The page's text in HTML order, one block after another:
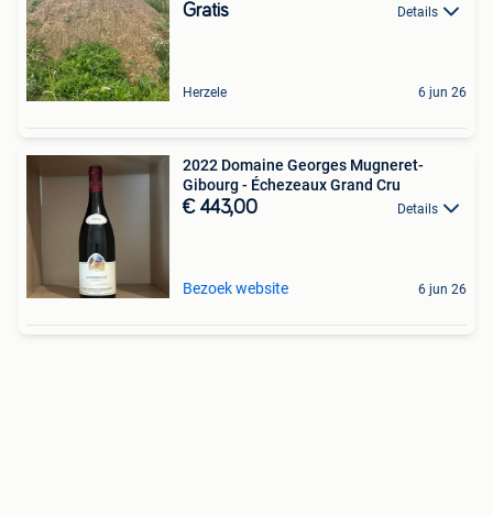
Gratis Details
Herzele 6 jun 26
2022 Domaine Georges Mugneret-
Gibourg - Échezeaux Grand Cru
€ 443,00 Details
Bezoek website 6 jun 26